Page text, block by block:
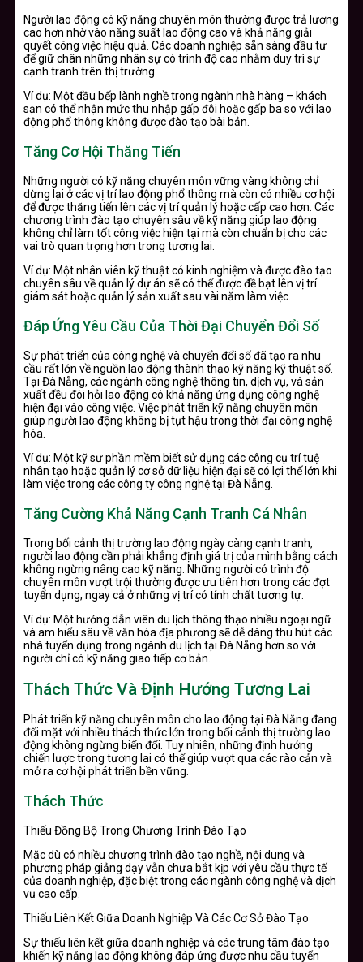
Người lao động có kỹ năng chuyên môn thường được trả lương
cao hơn nhờ vào năng suất lao động cao và khả năng giải
quyết công việc hiệu quả. Các doanh nghiệp sẵn sàng đầu tư
để giữ chân những nhân sự có trình độ cao nhằm duy trì sự
cạnh tranh trên thị trường.
Ví dụ: Một đầu bếp lành nghề trong ngành nhà hàng – khách
sạn có thể nhận mức thu nhập gấp đôi hoặc gấp ba so với lao
động phổ thông không được đào tạo bài bản.
Tăng Cơ Hội Thăng Tiến
Những người có kỹ năng chuyên môn vững vàng không chỉ
dừng lại ở các vị trí lao động phổ thông mà còn có nhiều cơ hội
để được thăng tiến lên các vị trí quản lý hoặc cấp cao hơn. Các
chương trình đào tạo chuyên sâu về kỹ năng giúp lao động
không chỉ làm tốt công việc hiện tại mà còn chuẩn bị cho các
vai trò quan trọng hơn trong tương lai.
Ví dụ: Một nhân viên kỹ thuật có kinh nghiệm và được đào tạo
chuyên sâu về quản lý dự án sẽ có thể được đề bạt lên vị trí
giám sát hoặc quản lý sản xuất sau vài năm làm việc.
Đáp Ứng Yêu Cầu Của Thời Đại Chuyển Đổi Số
Sự phát triển của công nghệ và chuyển đổi số đã tạo ra nhu
cầu rất lớn về nguồn lao động thành thạo kỹ năng kỹ thuật số.
Tại Đà Nẵng, các ngành công nghệ thông tin, dịch vụ, và sản
xuất đều đòi hỏi lao động có khả năng ứng dụng công nghệ
hiện đại vào công việc. Việc phát triển kỹ năng chuyên môn
giúp người lao động không bị tụt hậu trong thời đại công nghệ
hóa.
Ví dụ: Một kỹ sư phần mềm biết sử dụng các công cụ trí tuệ
nhân tạo hoặc quản lý cơ sở dữ liệu hiện đại sẽ có lợi thế lớn khi
làm việc trong các công ty công nghệ tại Đà Nẵng.
Tăng Cường Khả Năng Cạnh Tranh Cá Nhân
Trong bối cảnh thị trường lao động ngày càng cạnh tranh,
người lao động cần phải khẳng định giá trị của mình bằng cách
không ngừng nâng cao kỹ năng. Những người có trình độ
chuyên môn vượt trội thường được ưu tiên hơn trong các đợt
tuyển dụng, ngay cả ở những vị trí có tính chất tương tự.
Ví dụ: Một hướng dẫn viên du lịch thông thạo nhiều ngoại ngữ
và am hiểu sâu về văn hóa địa phương sẽ dễ dàng thu hút các
nhà tuyển dụng trong ngành du lịch tại Đà Nẵng hơn so với
người chỉ có kỹ năng giao tiếp cơ bản.
Thách Thức Và Định Hướng Tương Lai
Phát triển kỹ năng chuyên môn cho lao động tại Đà Nẵng đang
đối mặt với nhiều thách thức lớn trong bối cảnh thị trường lao
động không ngừng biến đổi. Tuy nhiên, những định hướng
chiến lược trong tương lai có thể giúp vượt qua các rào cản và
mở ra cơ hội phát triển bền vững.
Thách Thức
Thiếu Đồng Bộ Trong Chương Trình Đào Tạo
Mặc dù có nhiều chương trình đào tạo nghề, nội dung và
phương pháp giảng dạy vẫn chưa bắt kịp với yêu cầu thực tế
của doanh nghiệp, đặc biệt trong các ngành công nghệ và dịch
vụ cao cấp.
Thiếu Liên Kết Giữa Doanh Nghiệp Và Các Cơ Sở Đào Tạo
Sự thiếu liên kết giữa doanh nghiệp và các trung tâm đào tạo
khiến kỹ năng lao động không đáp ứng được nhu cầu tuyển